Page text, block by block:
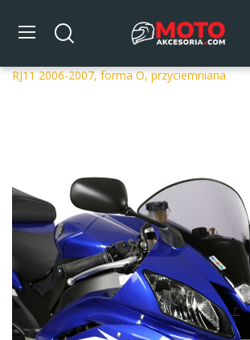
Strona główna DLA MOTOCYKLA Szyby
RJ11 2006-2007, forma O, przyciemniana